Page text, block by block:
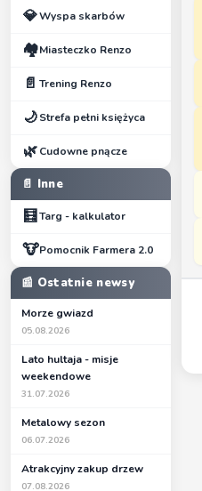
💎Wyspa skarbów
🏘️Miasteczko Renzo
📄 Trening Renzo
🌙Strefa pełni księżyca
🌿Cudowne pnącze
📄 Inne
🧮 Targ - kalkulator
🐮Pomocnik Farmera 2.0
📰 Ostatnie newsy
Morze gwiazd
05.08.2026
Lato hultaja - misje
weekendowe
31.07.2026
Metalowy sezon
06.07.2026
Atrakcyjny zakup drzew
07.08.2026